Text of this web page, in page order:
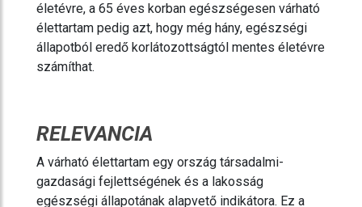
életévre, a 65 éves korban egészségesen várható
élettartam pedig azt, hogy még hány, egészségi
állapotból eredő korlátozottságtól mentes életévre
számíthat.
RELEVANCIA
A várható élettartam egy ország társadalmi-
gazdasági fejlettségének és a lakosság
egészségi állapotának alapvető indikátora. Ez a